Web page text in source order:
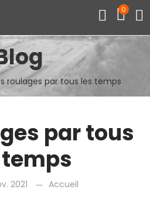
0
roulages par tous les temps
par tous
2021 Accueil